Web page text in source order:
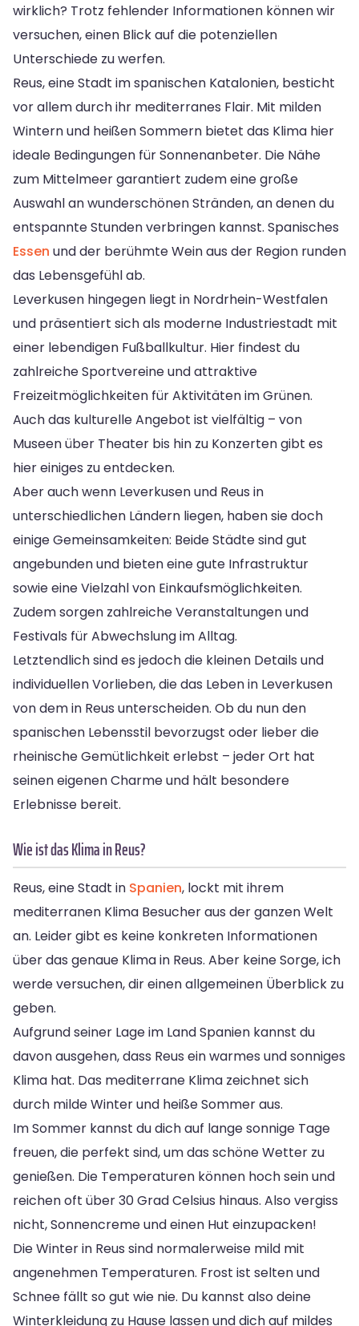
wirklich? Trotz fehlender Informationen können wir
versuchen, einen Blick auf die potenziellen
Unterschiede zu werfen.
Reus, eine Stadt im spanischen Katalonien, besticht
vor allem durch ihr mediterranes Flair. Mit milden
Wintern und heißen Sommern bietet das Klima hier
ideale Bedingungen für Sonnenanbeter. Die Nähe
zum Mittelmeer garantiert zudem eine große
Auswahl an wunderschönen Stränden, an denen du
entspannte Stunden verbringen kannst. Spanisches
Essen und der berühmte Wein aus der Region runden
das Lebensgefühl ab.
Leverkusen hingegen liegt in Nordrhein-Westfalen
und präsentiert sich als moderne Industriestadt mit
einer lebendigen Fußballkultur. Hier findest du
zahlreiche Sportvereine und attraktive
Freizeitmöglichkeiten für Aktivitäten im Grünen.
Auch das kulturelle Angebot ist vielfältig – von
Museen über Theater bis hin zu Konzerten gibt es
hier einiges zu entdecken.
Aber auch wenn Leverkusen und Reus in
unterschiedlichen Ländern liegen, haben sie doch
einige Gemeinsamkeiten: Beide Städte sind gut
angebunden und bieten eine gute Infrastruktur
sowie eine Vielzahl von Einkaufsmöglichkeiten.
Zudem sorgen zahlreiche Veranstaltungen und
Festivals für Abwechslung im Alltag.
Letztendlich sind es jedoch die kleinen Details und
individuellen Vorlieben, die das Leben in Leverkusen
von dem in Reus unterscheiden. Ob du nun den
spanischen Lebensstil bevorzugst oder lieber die
rheinische Gemütlichkeit erlebst – jeder Ort hat
seinen eigenen Charme und hält besondere
Erlebnisse bereit.
Wie ist das Klima in Reus?
Reus, eine Stadt in Spanien, lockt mit ihrem
mediterranen Klima Besucher aus der ganzen Welt
an. Leider gibt es keine konkreten Informationen
über das genaue Klima in Reus. Aber keine Sorge, ich
werde versuchen, dir einen allgemeinen Überblick zu
geben.
Aufgrund seiner Lage im Land Spanien kannst du
davon ausgehen, dass Reus ein warmes und sonniges
Klima hat. Das mediterrane Klima zeichnet sich
durch milde Winter und heiße Sommer aus.
Im Sommer kannst du dich auf lange sonnige Tage
freuen, die perfekt sind, um das schöne Wetter zu
genießen. Die Temperaturen können hoch sein und
reichen oft über 30 Grad Celsius hinaus. Also vergiss
nicht, Sonnencreme und einen Hut einzupacken!
Die Winter in Reus sind normalerweise mild mit
angenehmen Temperaturen. Frost ist selten und
Schnee fällt so gut wie nie. Du kannst also deine
Winterkleidung zu Hause lassen und dich auf mildes